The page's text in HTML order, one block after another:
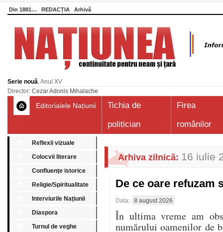
Din 1881… REDACȚIA Arhivă
Serie nouă, Anul XV
Director: Cezar Adonis Mihalache
Editorialele Națiunii
Tichia de
politician
Firea
românilor
Reflexii vizuale
Colocvii literare
Confluenţe istorice
Religie/Spiritualitate
Interviurile Naţiunii
Diaspora
Turnul de veghe
Arhiva zilnică: 16 iulie
De ce oare
Data: 8 august 2026
În ultima vreme am
numărului oamenilor de